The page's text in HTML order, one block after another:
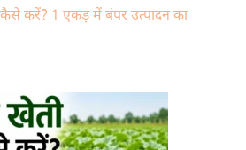
कैसे करें? 1 एकड़ में बंपर उत्पादन का